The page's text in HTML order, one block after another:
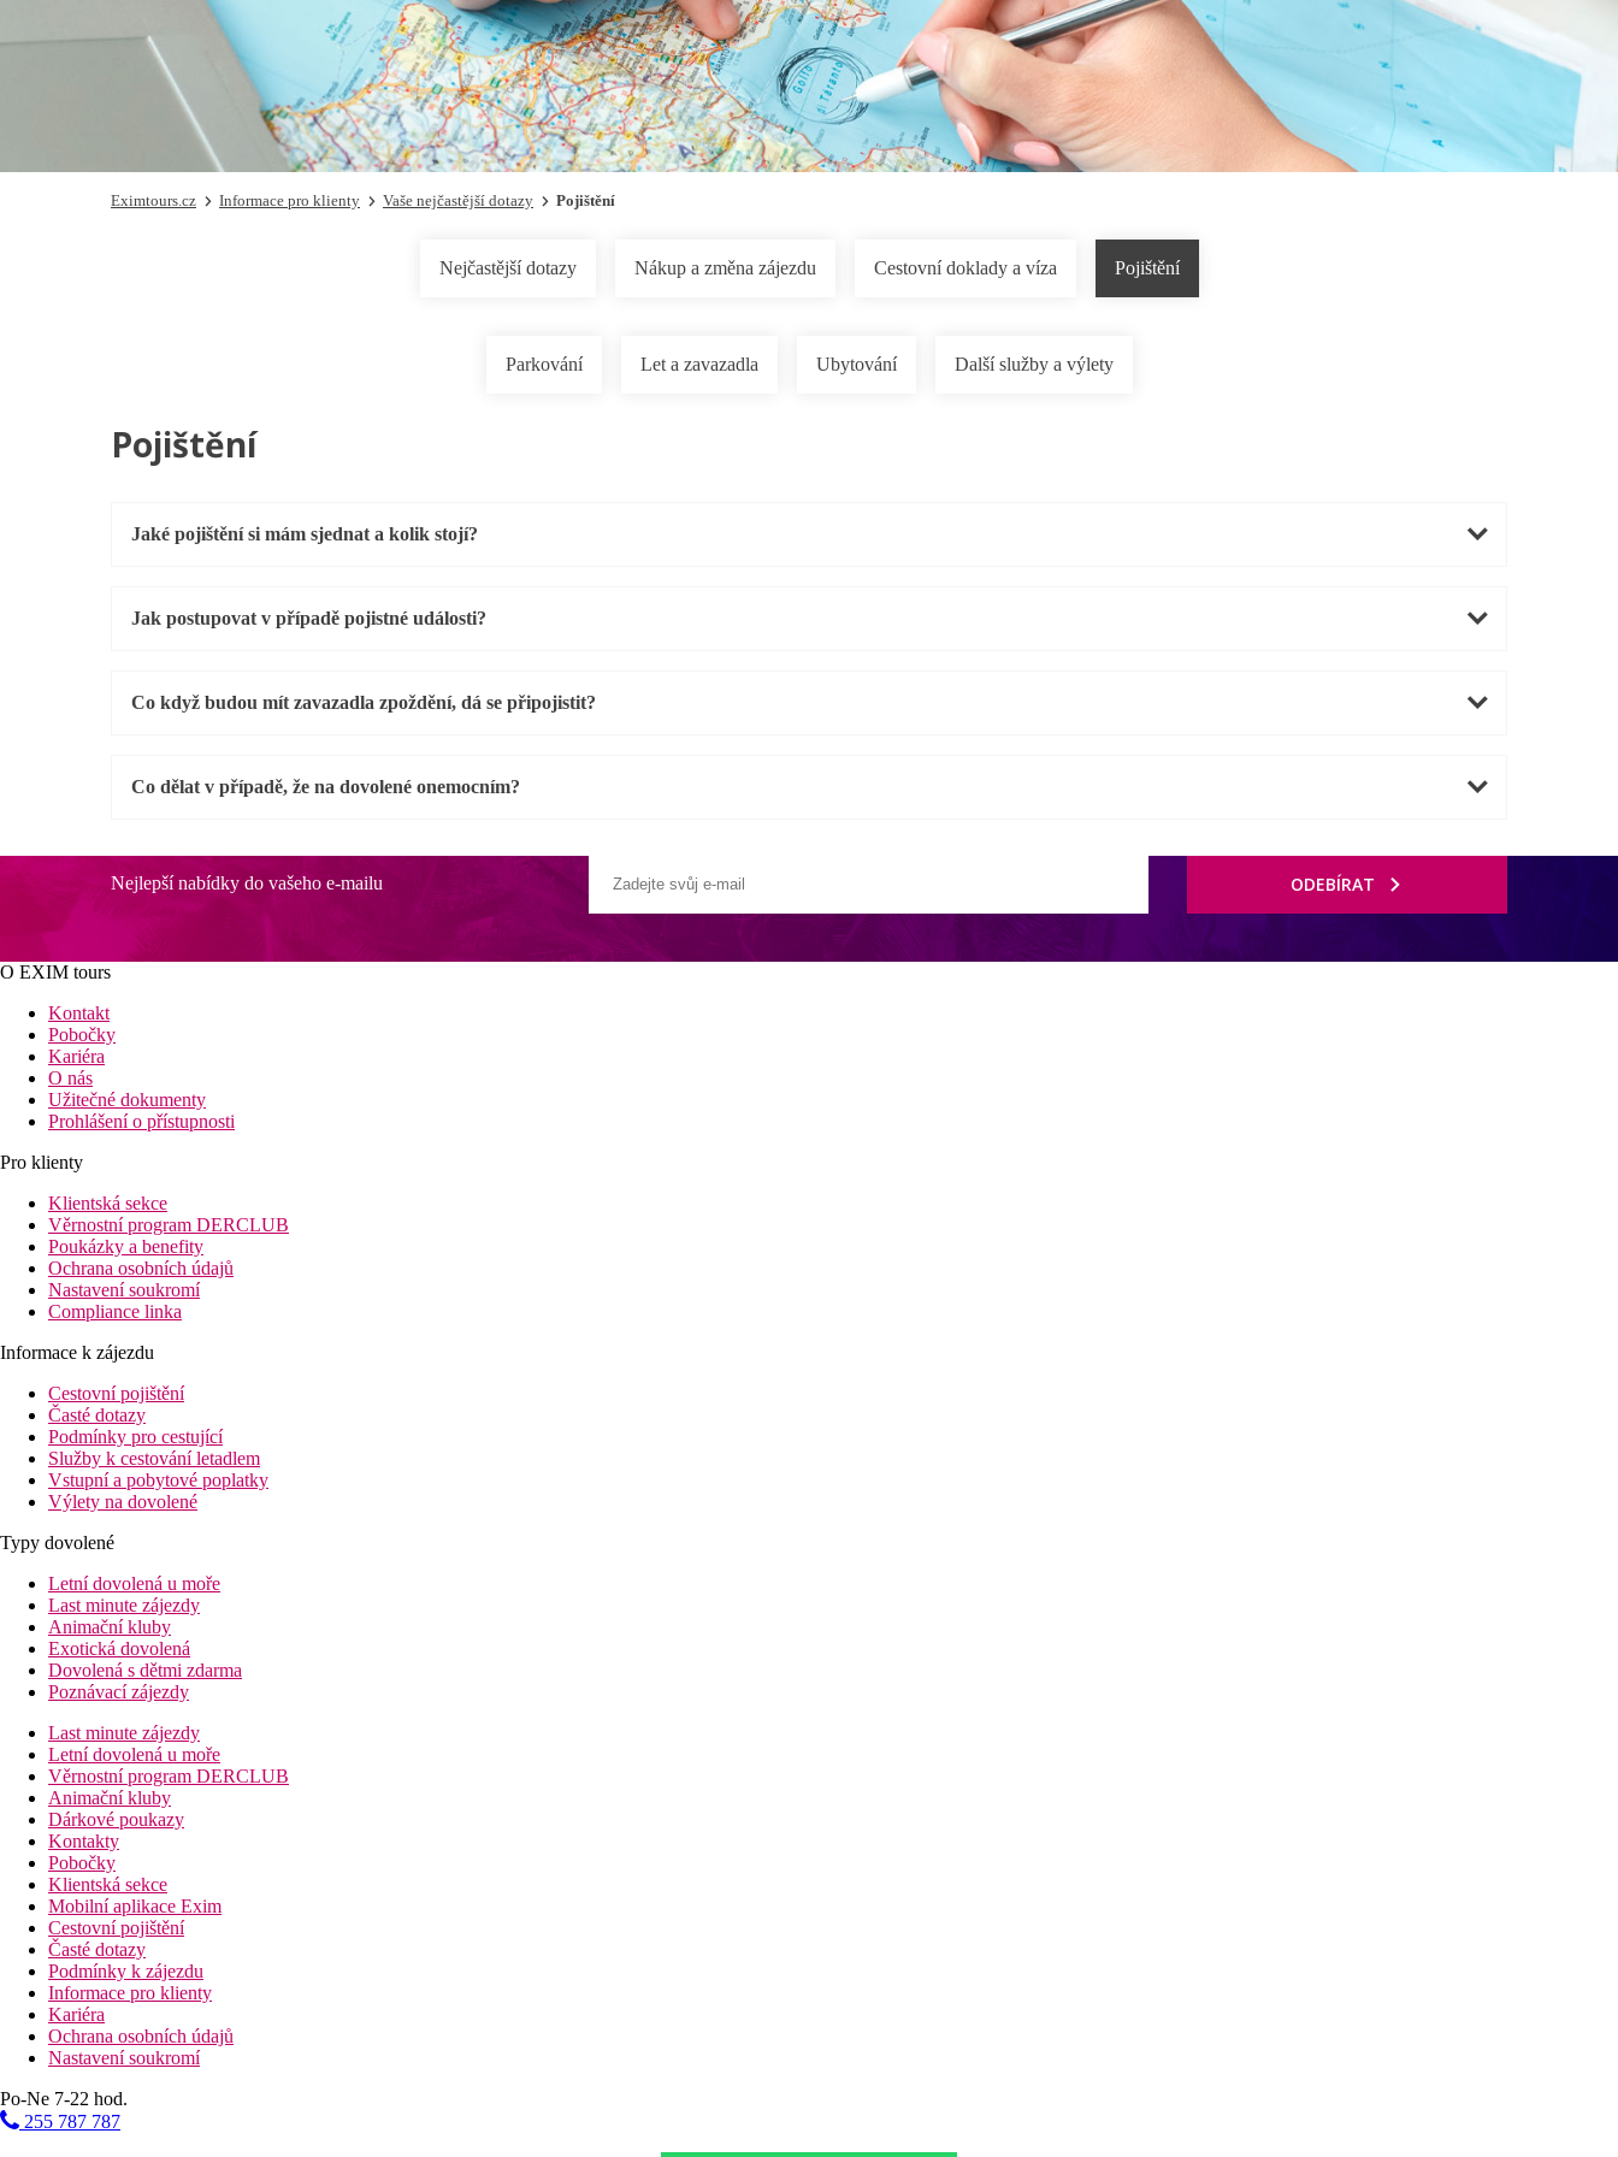
Eximtours.cz Informace pro klienty Vaše nejčastější dotazy Pojištění
Nejčastější dotazy Nákup a změna zájezdu Cestovní doklady a víza Pojištění
Parkování Let a zavazadla Ubytování Další služby a výlety
Pojištění
Jaké pojištění si mám sjednat a kolik stojí?
Jak postupovat v případě pojistné události?
Co když budou mít zavazadla zpoždění, dá se připojistit?
Co dělat v případě, že na dovolené onemocním?
Nejlepší nabídky do vašeho e-mailu ODEBÍRAT
O EXIM tours
Kontakt
Pobočky
Kariéra
O nás
Užitečné dokumenty
Prohlášení o přístupnosti
Pro klienty
Klientská sekce
Věrnostní program DERCLUB
Poukázky a benefity
Ochrana osobních údajů
Nastavení soukromí
Compliance linka
Informace k zájezdu
Cestovní pojištění
Časté dotazy
Podmínky pro cestující
Služby k cestování letadlem
Vstupní a pobytové poplatky
Výlety na dovolené
Typy dovolené
Letní dovolená u moře
Last minute zájezdy
Animační kluby
Exotická dovolená
Dovolená s dětmi zdarma
Poznávací zájezdy
Last minute zájezdy
Letní dovolená u moře
Věrnostní program DERCLUB
Animační kluby
Dárkové poukazy
Kontakty
Pobočky
Klientská sekce
Mobilní aplikace Exim
Cestovní pojištění
Časté dotazy
Podmínky k zájezdu
Informace pro klienty
Kariéra
Ochrana osobních údajů
Nastavení soukromí
Po-Ne 7-22 hod.
255 787 787